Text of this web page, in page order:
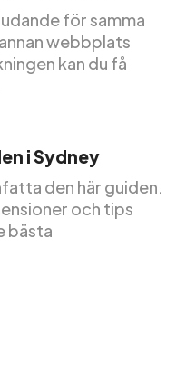
för samma
webbplats
kan du få
i Sydney
den här guiden.
och tips
bästa